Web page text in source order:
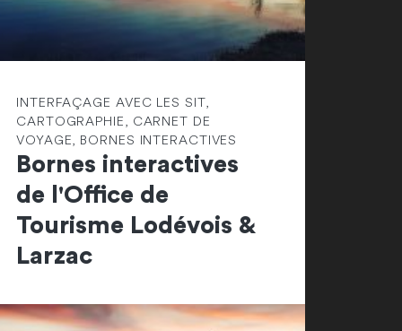
INTERFAÇAGE AVEC LES SIT,
CARTOGRAPHIE, CARNET DE
VOYAGE, BORNES INTERACTIVES
Bornes interactives
de l'Office de
Tourisme Lodévois &
Larzac